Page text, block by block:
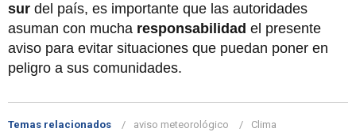
sur del país, es importante que las autoridades
asuman con mucha responsabilidad el presente
aviso para evitar situaciones que puedan poner en
peligro a sus comunidades.
Temas relacionados aviso meteorológico
Clima